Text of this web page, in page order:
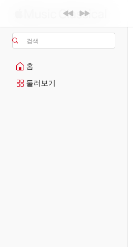
검색
홈
둘러보기